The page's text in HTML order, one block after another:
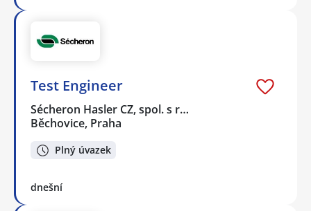
Test Engineer
Sécheron Hasler CZ, spol. s r…
Běchovice, Praha
Plný úvazek
dnešní